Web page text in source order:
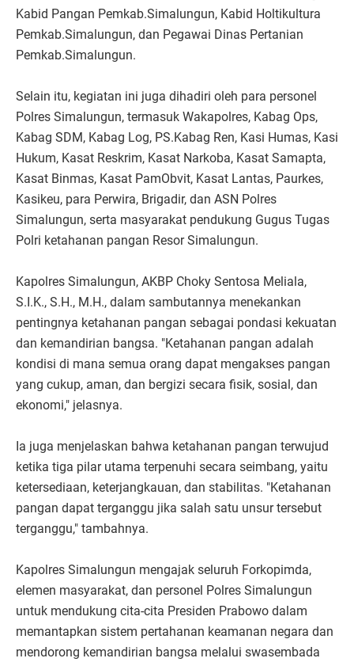
Kabid Pangan Pemkab.Simalungun, Kabid Holtikultura
Pemkab.Simalungun, dan Pegawai Dinas Pertanian
Pemkab.Simalungun.
Selain itu, kegiatan ini juga dihadiri oleh para personel
Polres Simalungun, termasuk Wakapolres, Kabag Ops,
Kabag SDM, Kabag Log, PS.Kabag Ren, Kasi Humas, Kasi
Hukum, Kasat Reskrim, Kasat Narkoba, Kasat Samapta,
Kasat Binmas, Kasat PamObvit, Kasat Lantas, Paurkes,
Kasikeu, para Perwira, Brigadir, dan ASN Polres
Simalungun, serta masyarakat pendukung Gugus Tugas
Polri ketahanan pangan Resor Simalungun.
Kapolres Simalungun, AKBP Choky Sentosa Meliala,
S.I.K., S.H., M.H., dalam sambutannya menekankan
pentingnya ketahanan pangan sebagai pondasi kekuatan
dan kemandirian bangsa. "Ketahanan pangan adalah
kondisi di mana semua orang dapat mengakses pangan
yang cukup, aman, dan bergizi secara fisik, sosial, dan
ekonomi," jelasnya.
Ia juga menjelaskan bahwa ketahanan pangan terwujud
ketika tiga pilar utama terpenuhi secara seimbang, yaitu
ketersediaan, keterjangkauan, dan stabilitas. "Ketahanan
pangan dapat terganggu jika salah satu unsur tersebut
terganggu," tambahnya.
Kapolres Simalungun mengajak seluruh Forkopimda,
elemen masyarakat, dan personel Polres Simalungun
untuk mendukung cita-cita Presiden Prabowo dalam
memantapkan sistem pertahanan keamanan negara dan
mendorong kemandirian bangsa melalui swasembada